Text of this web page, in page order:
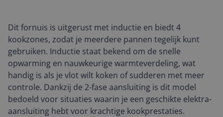
Dit fornuis is uitgerust met inductie en biedt 4
kookzones, zodat je meerdere pannen tegelijk kunt
gebruiken. Inductie staat bekend om de snelle
opwarming en nauwkeurige warmteverdeling, wat
handig is als je vlot wilt koken of sudderen met meer
controle. Dankzij de 2-fase aansluiting is dit model
bedoeld voor situaties waarin je een geschikte elektra-
aansluiting hebt voor krachtige kookprestaties.